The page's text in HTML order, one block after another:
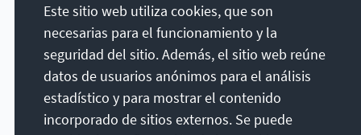
Este sitio web utiliza cookies, que son
necesarias para el funcionamiento y la
seguridad del sitio. Además, el sitio web reúne
datos de usuarios anónimos para el análisis
estadístico y para mostrar el contenido
incorporado de sitios externos. Se puede